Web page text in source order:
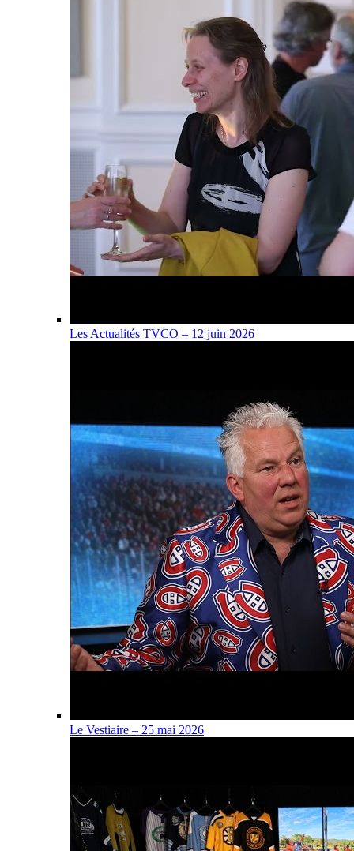
Les Actualités TVCO – 12 juin 2026
Le Vestiaire – 25 mai 2026